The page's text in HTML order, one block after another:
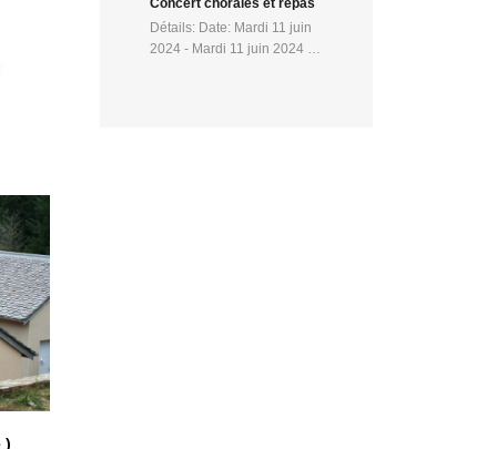
)
Concert chorales et repas
Détails: Date: Mardi 11 juin
2024 - Mardi 11 juin 2024 …